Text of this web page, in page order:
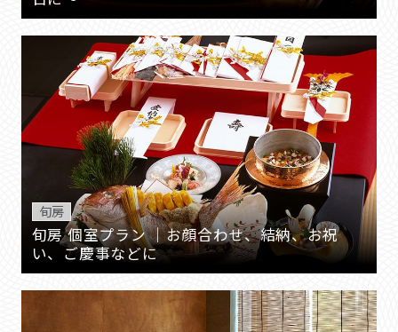
旬房
旬房 個室プラン ｜お顔合わせ、結納、お祝
い、ご慶事などに